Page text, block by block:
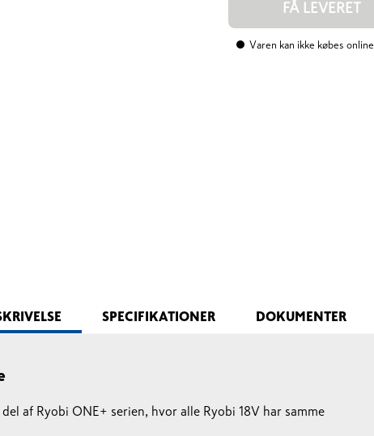
FÅ LEVERET
Varen kan ikke købes online
SPECIFIKATIONER DOKUMENTER
af Ryobi ONE+ serien, hvor alle Ryobi 18V har samme